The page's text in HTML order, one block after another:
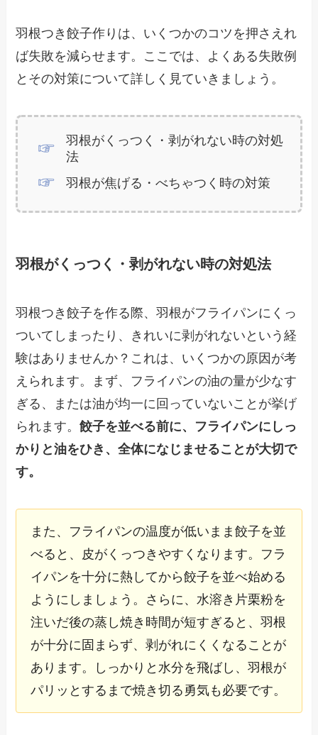
羽根つき餃子作りは、いくつかのコツを押さえれ
ば失敗を減らせます。ここでは、よくある失敗例
とその対策について詳しく見ていきましょう。
羽根がくっつく・剥がれない時の対処
法
羽根が焦げる・べちゃつく時の対策
羽根がくっつく・剥がれない時の対処法
羽根つき餃子を作る際、羽根がフライパンにくっ
ついてしまったり、きれいに剥がれないという経
験はありませんか？これは、いくつかの原因が考
えられます。まず、フライパンの油の量が少なす
ぎる、または油が均一に回っていないことが挙げ
られます。餃子を並べる前に、フライパンにしっ
かりと油をひき、全体になじませることが大切で
す。
また、フライパンの温度が低いまま餃子を並
べると、皮がくっつきやすくなります。フラ
イパンを十分に熱してから餃子を並べ始める
ようにしましょう。さらに、水溶き片栗粉を
注いだ後の蒸し焼き時間が短すぎると、羽根
が十分に固まらず、剥がれにくくなることが
あります。しっかりと水分を飛ばし、羽根が
パリッとするまで焼き切る勇気も必要です。